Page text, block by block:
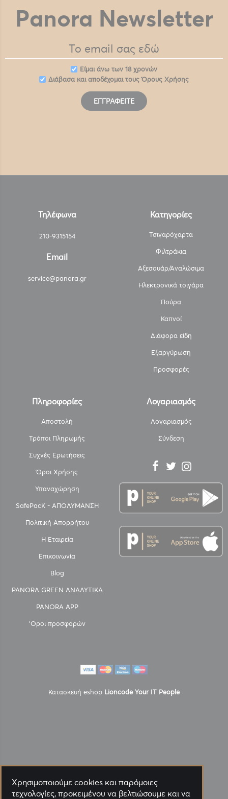
Panora Newsletter
Eίμαι άνω των 18 χρονών
Διάβασα και αποδέχομαι τουςΌρους Χρήσης
ΕΓΓΡΑΦΕΊΤΕ
Τηλέφωνα
210-9315154
Email
service@panora.gr
Κατηγορίες
Τσιγαρόχαρτα
Φιλτράκια
Αξεσουάρ/Αναλώσιμα
Ηλεκτρονικά τσιγάρα
Πούρα
Καπνοί
Διάφορα είδη
Εξαργύρωση
Προσφορές
Πληροφορίες
Αποστολή
Τρόποι Πληρωμής
Συχνές Ερωτήσεις
Όροι Χρήσης
Υπαναχώρηση
SafePacK - ΑΠΟΛΥΜΑΝΣΗ
Πολιτική Απορρήτου
Η Εταιρεία
Επικοινωνία
Blog
PANORA GREEN ΑΝΑΛΥΤΙΚΑ
PANORA APP
'Οροι προσφορών
Λογαριασμός
Λογαριασμός
Σύνδεση
Κατασκευή eshop Lioncode Your IT People
Χρησιμοποιούμε cookies και παρόμοιες
τεχνολογίες, προκειμένου να βελτιώσουμε και να